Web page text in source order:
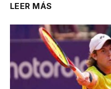
LEER MÁS